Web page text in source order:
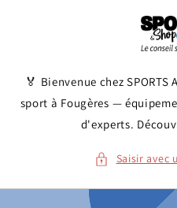
🏅 Bienvenue chez
sport à Fougères —
d'experts.
Saisir avec